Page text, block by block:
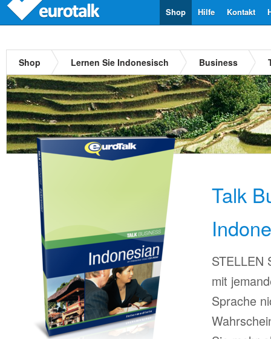
Kontakt
Hilfe
Shop
Shop Lernen Sie Indonesisch Business
Talk
STELLEN
mit
Sprache